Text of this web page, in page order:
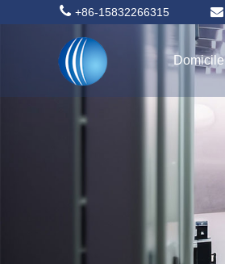
+86-15832266315
Domicile